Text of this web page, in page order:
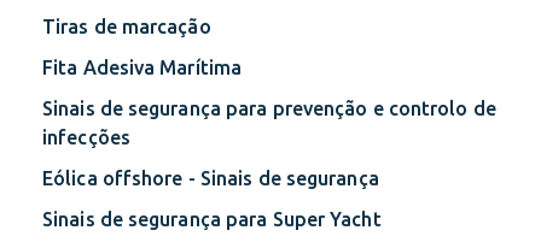
Tiras de marcação
Fita Adesiva Marítima
Sinais de segurança para prevenção e controlo de
infecções
Eólica offshore - Sinais de segurança
Sinais de segurança para Super Yacht